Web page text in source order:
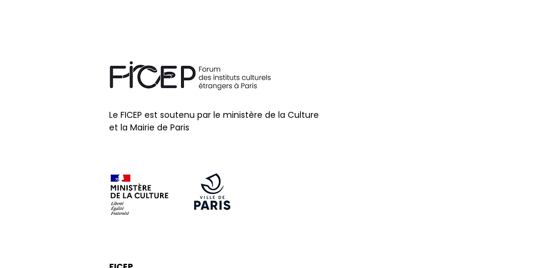
Le FICEP est soutenu par le ministère de la Culture
et la Mairie de Paris